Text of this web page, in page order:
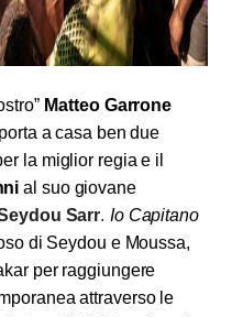
Matteo Garrone
porta a casa ben due
la miglior regia e il
al suo giovane
Sarr. Io Capitano
di Seydou e Moussa,
per raggiungere
attraverso le